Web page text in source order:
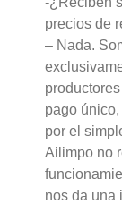
precios de
– Nada.
pago
por el
Ailimpo no
nos da una